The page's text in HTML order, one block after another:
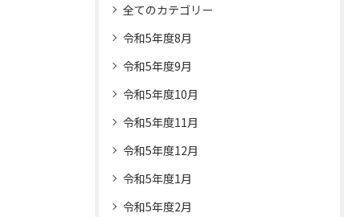
全てのカテゴリー
令和5年度8月
令和5年度9月
令和5年度10月
令和5年度11月
令和5年度12月
令和5年度1月
令和5年度2月